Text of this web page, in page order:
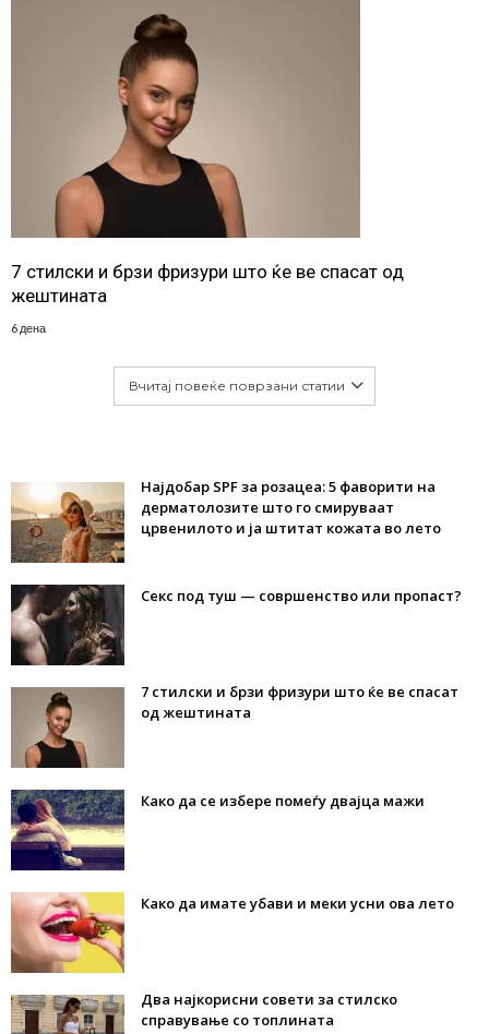
7 стилски и брзи фризури што ќе ве спасат од
жештината
6 дена
Вчитај повеќе поврзани статии
Најдобар SPF за розацеа: 5 фаворити на
дерматолозите што го смируваат
црвенилото и ја штитат кожата во лето
Секс под туш — совршенство или пропаст?
7 стилски и брзи фризури што ќе ве спасат
од жештината
Како да се избере помеѓу двајца мажи
Како да имате убави и меки усни ова лето
Два најкорисни совети за стилско
справување со топлината